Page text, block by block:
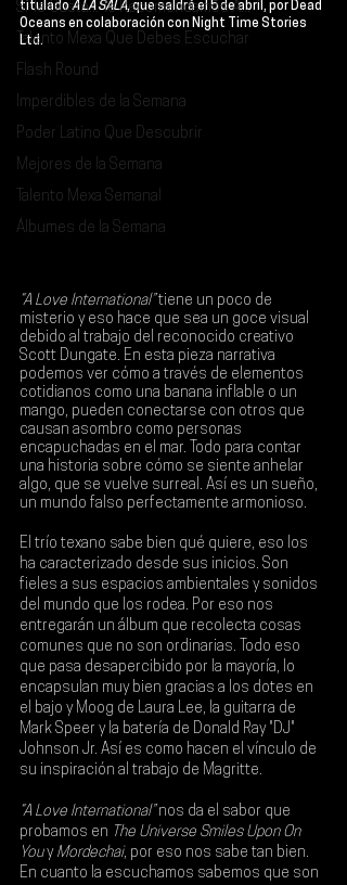
Si Te Gusta... Te Recomendamos A...
Talento Mexa Que Debes Escuchar
Flash Round
Imperdibles de la Semana
Poder Latino Que Descubrir
Mejores de la Semana
Talento Mexa Semanal
Álbumes de la Semana
titulado A LA SALA, que saldrá el 5 de abril , por Dead
Oceans en colaboración con Night Time Stories
Ltd.
“A Love International” tiene un poco de
misterio y eso hace que sea un goce visual
debido al trabajo del reconocido creativo
Scott Dungate. En esta pieza narrativa
podemos ver cómo a través de elementos
cotidianos como una banana inflable o un
mango, pueden conectarse con otros que
causan asombro como personas
encapuchadas en el mar. Todo para contar
una historia sobre cómo se siente anhelar
algo, que se vuelve surreal. Así es un sueño,
un mundo falso perfectamente armonioso.
El trío texano sabe bien qué quiere, eso los
ha caracterizado desde sus inicios. Son
fieles a sus espacios ambientales y sonidos
del mundo que los rodea. Por eso nos
entregarán un álbum que recolecta cosas
comunes que no son ordinarias. Todo eso
que pasa desapercibido por la mayoría, lo
encapsulan muy bien gracias a los dotes en
el bajo y Moog de Laura Lee, la guitarra de
Mark Speer y la batería de Donald Ray "DJ"
Johnson Jr. Así es como hacen el vínculo de
su inspiración al trabajo de Magritte.
“A Love International” nos da el sabor que
probamos en The Universe Smiles Upon On
You y Mordechai, por eso nos sabe tan bien.
En cuanto la escuchamos sabemos que son